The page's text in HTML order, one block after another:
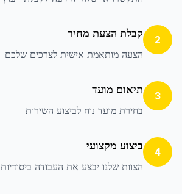
2 קבלת הצעת מחיר
הצעה מותאמת אישית לצרכים שלכם
3 תיאום מועד
בחירת מועד נוח לביצוע השירות
4 ביצוע מקצועי
הצוות שלנו יבצע את העבודה ביסודיות